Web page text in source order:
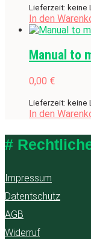
Lieferzeit: keine
In den
Manual to
0,00 €
Lieferzeit: keine
In den
#
Impressum
Datentschutz
AGB
Widerruf